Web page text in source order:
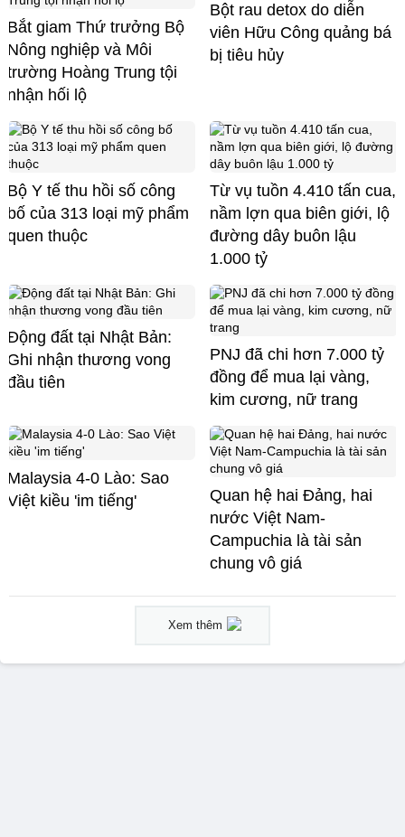
Bắt giam Thứ trưởng Bộ
Nông nghiệp và Môi
trường Hoàng Trung tội
nhận hối lộ
Bột rau detox do diễn
viên Hữu Công quảng bá
bị tiêu hủy
Bộ Y tế thu hồi số công
bố của 313 loại mỹ phẩm
quen thuộc
Từ vụ tuồn 4.410 tấn cua,
nầm lợn qua biên giới, lộ
đường dây buôn lậu
1.000 tỷ
Động đất tại Nhật Bản:
Ghi nhận thương vong
đầu tiên
PNJ đã chi hơn 7.000 tỷ
đồng để mua lại vàng,
kim cương, nữ trang
Malaysia 4-0 Lào: Sao
Việt kiều 'im tiếng'
Quan hệ hai Đảng, hai
nước Việt Nam-
Campuchia là tài sản
chung vô giá ​
Xem thêm